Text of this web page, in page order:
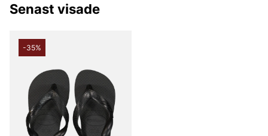
Havaianas föddes i Brasilien, inspirerade av den
och sulor av risstrå. Genom att byta ut risstrået mot
slitstarkt gummi skapade man den första moderna flip
flop-sandalen – något som än idag syns i Havaianas
unika rismönstrade sula.
NamnetHavaianasbetyder “hawaiians” på
portugisiska – en hyllning till tropisk semester, sol, hav
och oändliga sommarvibbar.
Senast visade
-35%